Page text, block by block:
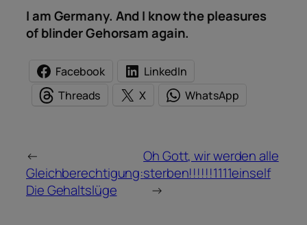
I am Germany. And I know the pleasures
of blinder Gehorsam again.
Facebook
LinkedIn
Threads
X WhatsApp
←
Gleichberechtigung:
Die Gehaltslüge
Oh Gott, wir werden alle
sterben!!!!!!1111einself
→